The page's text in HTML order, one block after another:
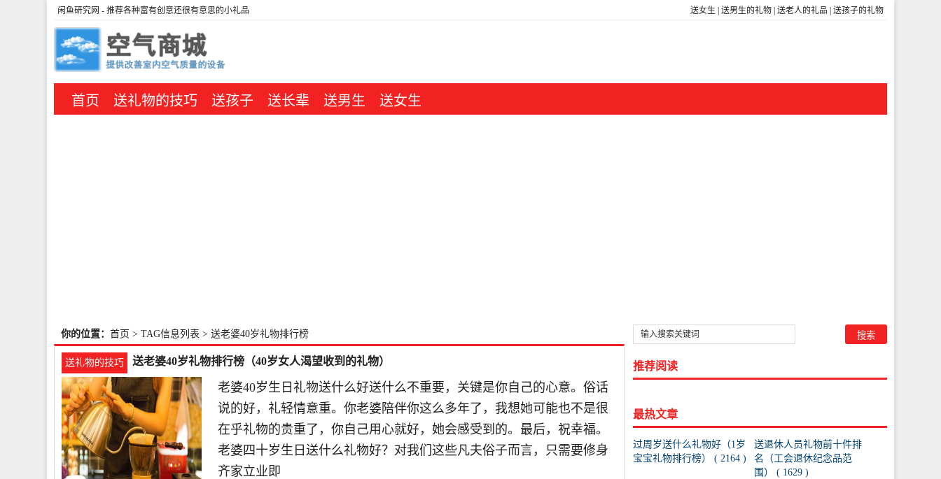
送女生 送男生的礼物 送老人的礼品 送孩子的礼物
闲鱼研究网 - 推荐各种富有创意还很有意思的小礼品
首页 送礼物的技巧 送孩子 送长辈 送男生 送女生
你的位置： 首页 > TAG信息列表 > 送老婆40岁礼物排行榜
送礼物的技巧 送老婆40岁礼物排行榜（40岁女人渴望收到的礼物）
老婆40岁生日礼物送什么好送什么不重要，关键是你自己的心意。俗话
说的好，礼轻情意重。你老婆陪伴你这么多年了，我想她可能也不是很
在乎礼物的贵重了，你自己用心就好，她会感受到的。最后，祝幸福。
老婆四十岁生日送什么礼物好？对我们这些凡夫俗子而言，只需要修身
齐家立业即
推荐阅读
最热文章
过周岁送什么礼物好（1岁
宝宝礼物排行榜） ( 2164 )
送退休人员礼物前十件排
名（工会退休纪念品范
围） ( 1629 )